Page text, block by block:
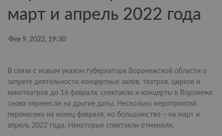
март и апрель 2022 года
Фев 9. 2022, 19:30
В связи с новым указом губернатора Воронежской области о
запрете деятельности концертных залов, театров, цирков и
кинотеатров до 16 февраля, спектакли и концерты в Воронеже
снова перенесли на другие даты. Несколько мероприятий
перенесено на конец февраля, но большинство – на март и
апрель 2022 года. Некоторые спектакли отменили.